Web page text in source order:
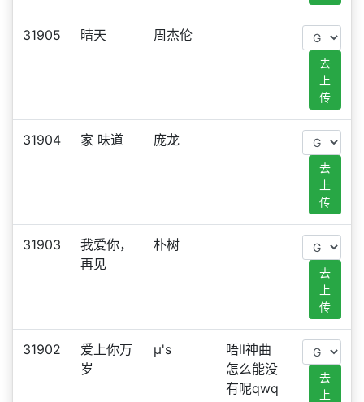
31905 晴天 周杰伦
去
上
传
31904 家 味道 庞龙
去
上
传
31903
我爱你，
再见
朴树
去
上
传
31902
爱上你万
岁
μ's
唔ll神曲
怎么能没
有呢qwq
去
上